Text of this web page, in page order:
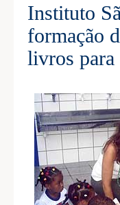
Instituto
formação
livros para